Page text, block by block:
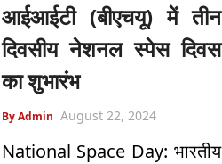
आईआईटी (बीएचयू) में तीन
दिवसीय नेशनल स्पेस दिवस
का शुभारंभ
By Admin August 22, 2024
National Space Day: भारतीय